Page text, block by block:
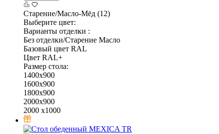
Старение/Масло-Мёд (12)
Выберите цвет:
Варианты отделки :
Без отделки/Старение Масло
Базовый цвет RAL
Цвет RAL+
Размер стола:
1400х900
1600х900
1800х900
2000х900
2000 х1000